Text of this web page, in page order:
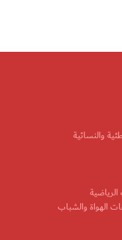
والنسائية
الهواة والشباب